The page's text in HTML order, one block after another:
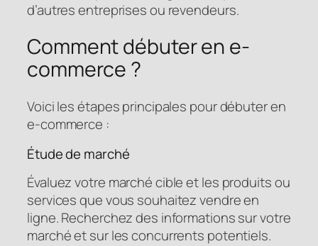
d’autres entreprises ou revendeurs.
Comment débuter en e-
commerce ?
Voici les étapes principales pour débuter en
e-commerce :
Étude de marché
Évaluez votre marché cible et les produits ou
services que vous souhaitez vendre en
ligne. Recherchez des informations sur votre
marché et sur les concurrents potentiels.